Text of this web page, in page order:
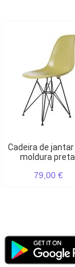
Cadeira de jantar DSR
moldura preta
79,00 €